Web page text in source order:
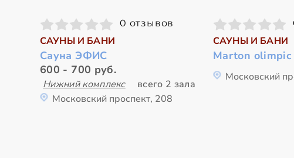
0 отзывов
САУНЫ И БАНИ
Сауна ЭФИС
600 - 700 руб.
Нижний комплекс
всего 2 зала
Московский проспект, 208
САУНЫ И БАНИ
Marton olimpic
Московский